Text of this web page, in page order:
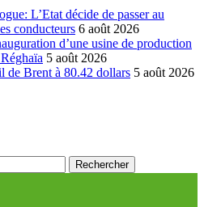
L’Etat décide de passer au
conducteurs 6 août 2026
d’une usine de production
5 août 2026
de Brent à 80.42 dollars 5 août 2026